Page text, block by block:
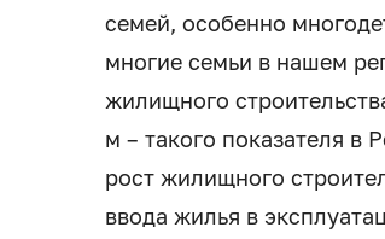
семей, особенно
многие семьи в нашем
жилищного
м – такого показателя в
рост жилищного
ввода жилья в